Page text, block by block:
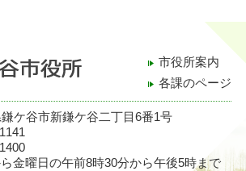
市役所案内
各課のページ
ケ谷市新鎌ケ谷二丁目6番1号
金曜日の午前8時30分から午後5時まで